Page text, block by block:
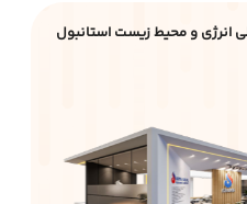
انرژی و محیط زیست استانبول